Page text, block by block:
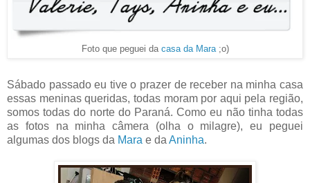
Foto que peguei da casa da Mara;o)
Sábado passado eu tive o prazer de receber na minha casa
essas meninas queridas, todas moram por aqui pela região,
somos todas do norte do Paraná. Como eu não tinha todas
as fotos na minha câmera (olha o milagre), eu peguei
algumas dos blogs da Mara e da Aninha.